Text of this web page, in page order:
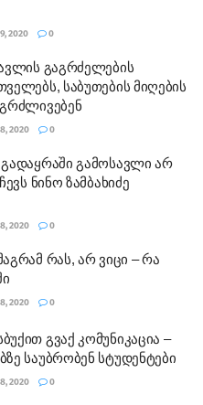
2020 0
გაგრძელების
საბუთების მიღების
2020 0
გამოსავლი არ
ნინო ზამბახიძე
2020 0
რას, არ ვიცი – რა
2020 0
გვაქ კომუნიკაცია –
საუბრობენ სტუდენტები
2020 0